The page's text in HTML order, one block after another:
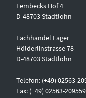
Lembecks Hof 4
D-48703 Stadtlohn
Fachhandel Lager
Hölderlinstrasse 78
D-48703 Stadtlohn
Telefon: (+49) 02563-
Fax: (+49) 02563-